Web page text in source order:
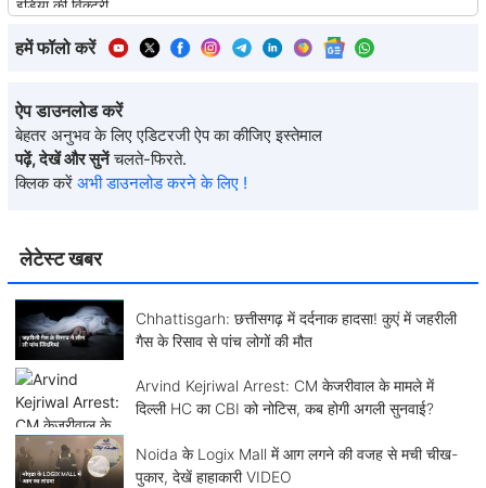
लेटेस्ट खबर
Chhattisgarh: छत्तीसगढ़ में दर्दनाक हादसा! कुएं में जहरीली
गैस के रिसाव से पांच लोगों की मौत
Arvind Kejriwal Arrest: CM केजरीवाल के मामले में
दिल्ली HC का CBI को नोटिस, कब होगी अगली सुनवाई?
Noida के Logix Mall में आग लगने की वजह से मची चीख-
पुकार, देखें हाहाकारी VIDEO
हमें फॉलो करें
ऐप डाउनलोड करें
बेहतर अनुभव के लिए एडिटरजी ऐप का कीजिए इस्तेमाल
पढ़ें, देखें और सुनें चलते-फिरते.
क्लिक करें अभी डाउनलोड करने के लिए !